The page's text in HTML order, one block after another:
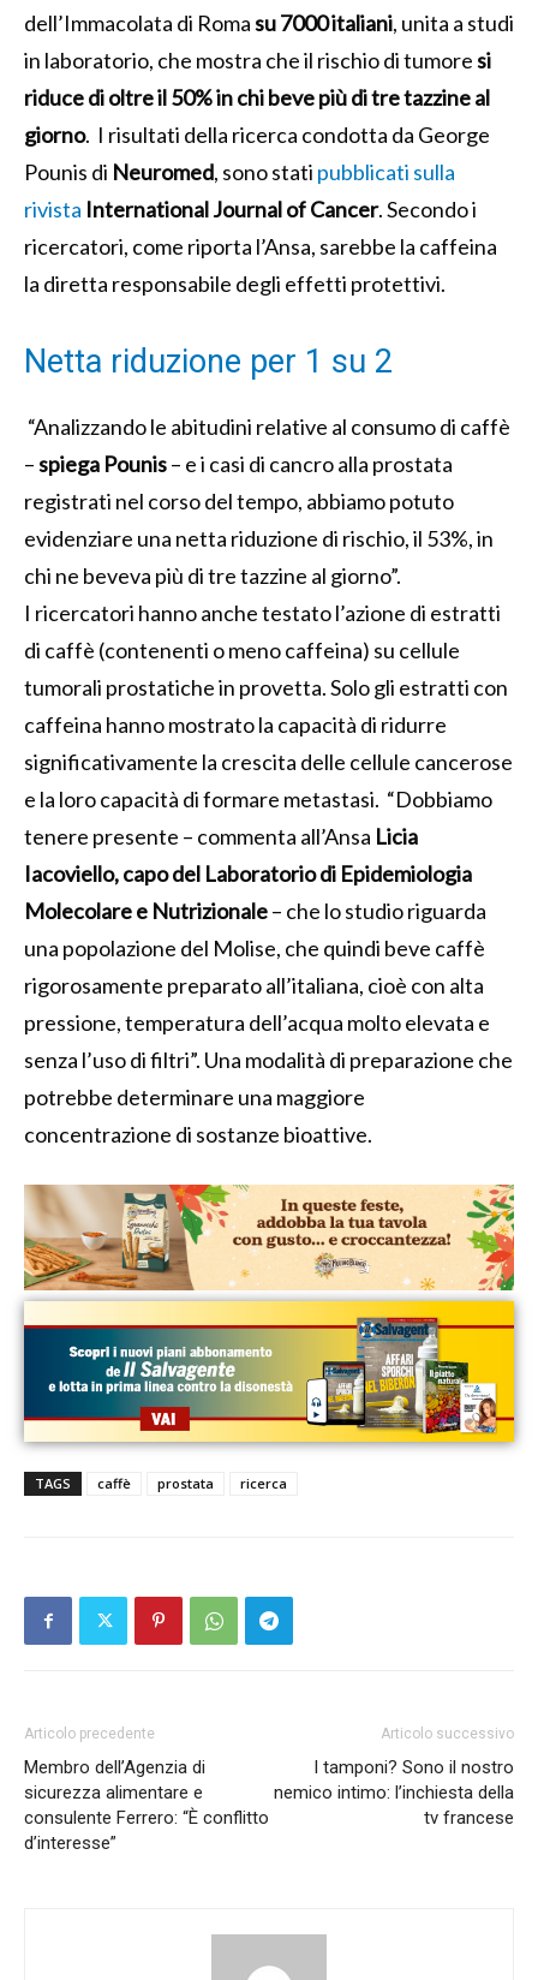
dell’Immacolata di Romasu 7000 italiani, unita a studi
in laboratorio, che mostra che il rischio di tumoresi
riduce di oltre il 50% in chi beve più di tre tazzine al
giorno. I risultati della ricerca condotta da George
Pounis di Neuromed, sono stati pubblicati sulla
rivista International Journal of Cancer. Secondo i
ricercatori, come riporta l’Ansa, sarebbe la caffeina
la diretta responsabile degli effetti protettivi.
Netta riduzione per 1 su 2
“Analizzando le abitudini relative al consumo di caffè
–spiega Pounis– e i casi di cancro alla prostata
registrati nel corso del tempo, abbiamo potuto
evidenziare una netta riduzione di rischio, il 53%, in
chi ne beveva più di tre tazzine al giorno”.
I ricercatori hanno anche testato l’azione di estratti
di caffè (contenenti o meno caffeina) su cellule
tumorali prostatiche in provetta. Solo gli estratti con
caffeina hanno mostrato la capacità di ridurre
significativamente la crescita delle cellule cancerose
e la loro capacità di formare metastasi. “Dobbiamo
tenere presente – commenta all’Ansa Licia
Iacoviello, capo del Laboratorio di Epidemiologia
Molecolare e Nutrizionale– che lo studio riguarda
una popolazione del Molise, che quindi beve caffè
rigorosamente preparato all’italiana, cioè con alta
pressione, temperatura dell’acqua molto elevata e
senza l’uso di filtri”. Una modalità di preparazione che
potrebbe determinare una maggiore
concentrazione di sostanze bioattive.
TAGS caffè prostata ricerca
Articolo precedente
Membro dell’Agenzia di
sicurezza alimentare e
consulente Ferrero: “È conflitto
d’interesse”
Articolo successivo
I tamponi? Sono il nostro
nemico intimo: l’inchiesta della
tv francese